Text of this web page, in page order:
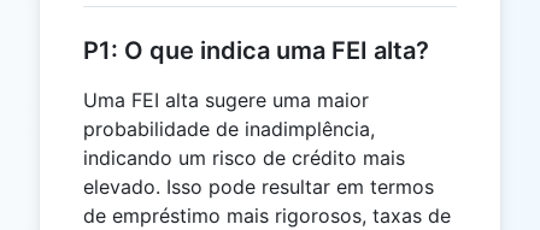
P1: O que indica uma FEI alta?
Uma FEI alta sugere uma maior
probabilidade de inadimplência,
indicando um risco de crédito mais
elevado. Isso pode resultar em termos
de empréstimo mais rigorosos, taxas de